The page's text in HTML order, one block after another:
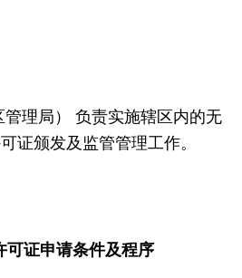
管理局） 负责实施辖区内的无
证颁发及监管管理工作。
证申请条件及程序